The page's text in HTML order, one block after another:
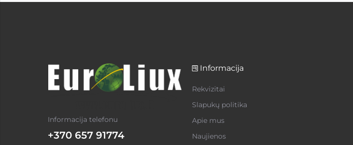
Informacija telefonu
+370 657 91774
Informacija
Rekvizitai
Slapukų politika
Apie mus
Naujienos